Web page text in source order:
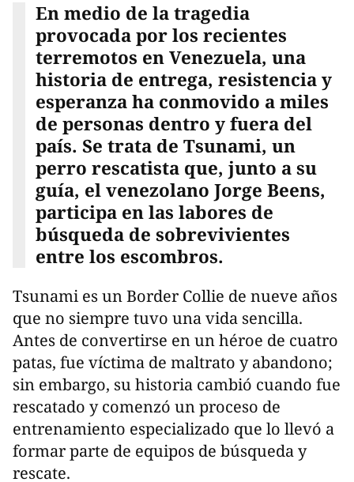
En medio de la tragedia
provocada por los recientes
terremotos en Venezuela, una
historia de entrega, resistencia y
esperanza ha conmovido a miles
de personas dentro y fuera del
país. Se trata de Tsunami, un
perro rescatista que, junto a su
guía, el venezolano Jorge Beens,
participa en las labores de
búsqueda de sobrevivientes
entre los escombros.
Tsunami es un Border Collie de nueve años
que no siempre tuvo una vida sencilla.
Antes de convertirse en un héroe de cuatro
patas, fue víctima de maltrato y abandono;
sin embargo, su historia cambió cuando fue
rescatado y comenzó un proceso de
entrenamiento especializado que lo llevó a
formar parte de equipos de búsqueda y
rescate.